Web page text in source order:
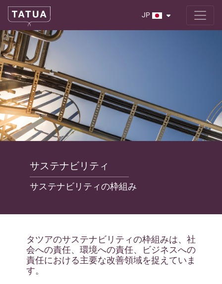
JP
サステナビリティ
サステナビリティの枠組み
タツアのサステナビリティの枠組みは、社
会への責任、環境への責任、ビジネスへの
責任における主要な改善領域を捉えていま
す。